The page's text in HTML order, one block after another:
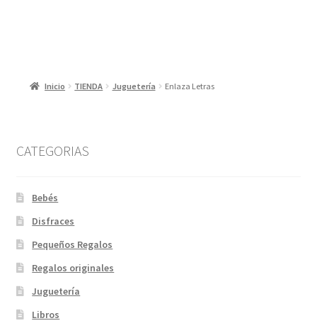
Inicio TIENDA Juguetería Enlaza Letras
CATEGORIAS
Bebés
Disfraces
Pequeños Regalos
Regalos originales
Juguetería
Libros